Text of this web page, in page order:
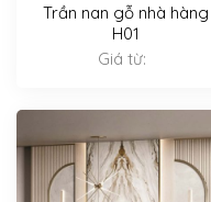
Trần nan gỗ nhà hàng
H01
Giá từ: